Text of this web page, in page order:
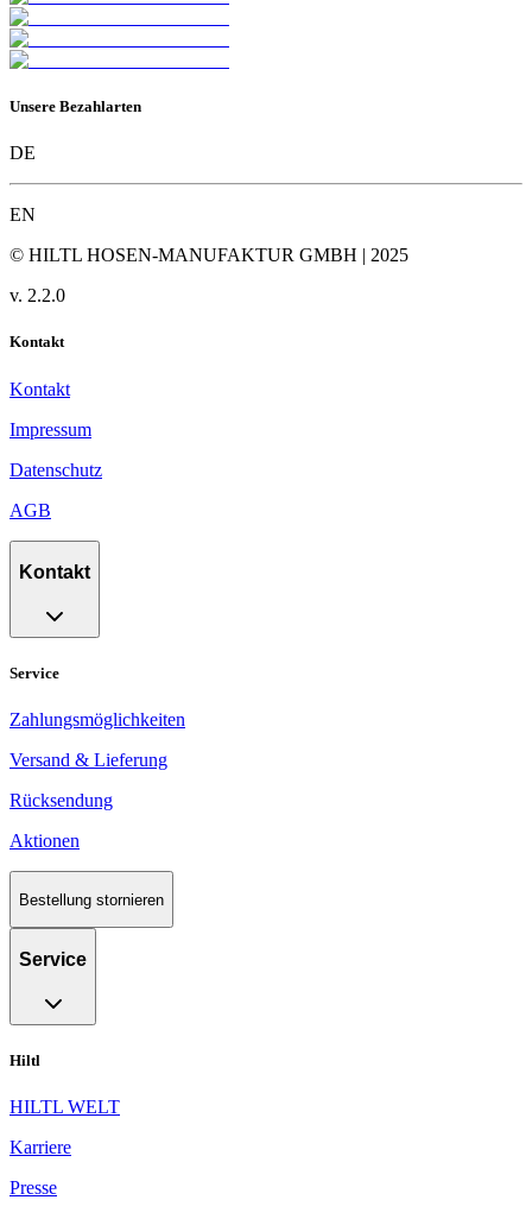
Unsere Bezahlarten
DE
EN
© HILTL HOSEN-MANUFAKTUR GMBH | 2025
v. 2.2.0
Kontakt
Kontakt
Impressum
Datenschutz
AGB
Kontakt
Service
Zahlungsmöglichkeiten
Versand & Lieferung
Rücksendung
Aktionen
Bestellung stornieren
Service
Hiltl
HILTL WELT
Karriere
Presse